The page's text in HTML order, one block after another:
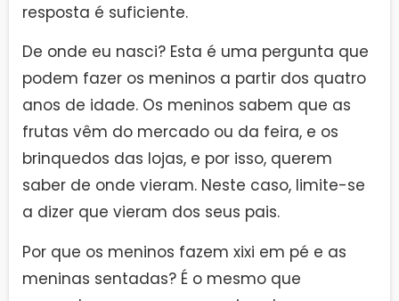
resposta é suficiente.
De onde eu nasci? Esta é uma pergunta que
podem fazer os meninos a partir dos quatro
anos de idade. Os meninos sabem que as
frutas vêm do mercado ou da feira, e os
brinquedos das lojas, e por isso, querem
saber de onde vieram. Neste caso, limite-se
a dizer que vieram dos seus pais.
Por que os meninos fazem xixi em pé e as
meninas sentadas? É o mesmo que